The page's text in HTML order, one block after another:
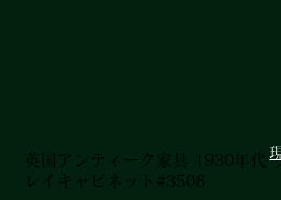
英国アンティーク家具 1930年代
レイキャビネット#3508